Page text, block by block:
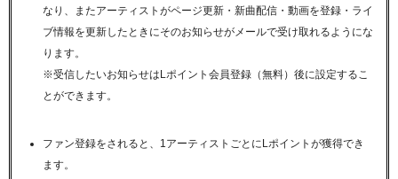
なり、またアーティストがページ更新・新曲配信・動画を登録・ライ
ブ情報を更新したときにそのお知らせがメールで受け取れるようにな
ります。
※受信したいお知らせはLポイント会員登録（無料）後に設定するこ
とができます。
ファン登録をされると、1アーティストごとにLポイントが獲得でき
ます。